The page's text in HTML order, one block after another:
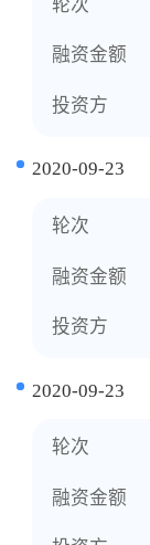
轮次
融资金额
投资方
2020-09-23
轮次
融资金额
投资方
2020-09-23
轮次
融资金额